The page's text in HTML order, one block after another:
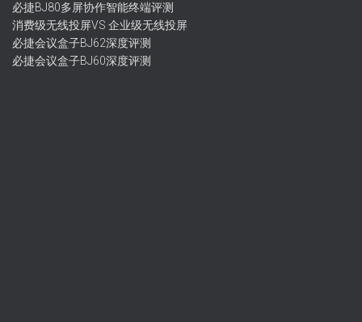
必捷BJ80多屏协作智能终端评测
消费级无线投屏VS 企业级无线投屏
必捷会议盒子BJ62深度评测
必捷会议盒子BJ60深度评测